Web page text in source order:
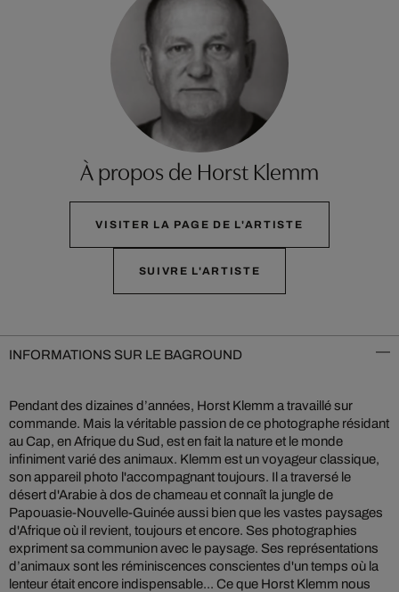
À propos de Horst Klemm
VISITER LA PAGE DE L'ARTISTE
SUIVRE L'ARTISTE
INFORMATIONS SUR LE BAGROUND
Pendant des dizaines d’années, Horst Klemm a travaillé sur
commande. Mais la véritable passion de ce photographe résidant
au Cap, en Afrique du Sud, est en fait la nature et le monde
infiniment varié des animaux. Klemm est un voyageur classique,
son appareil photo l'accompagnant toujours. Il a traversé le
désert d'Arabie à dos de chameau et connaît la jungle de
Papouasie-Nouvelle-Guinée aussi bien que les vastes paysages
d'Afrique où il revient, toujours et encore. Ses photographies
expriment sa communion avec le paysage. Ses représentations
d’animaux sont les réminiscences conscientes d'un temps où la
lenteur était encore indispensable... Ce que Horst Klemm nous